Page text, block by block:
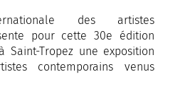
des artistes
pour cette 30e édition
Saint-Tropez une exposition
contemporains venus